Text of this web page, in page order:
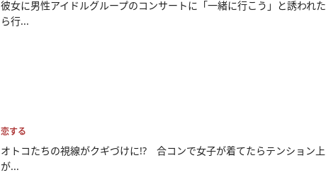
彼女に男性アイドルグループのコンサートに「一緒に行こう」と誘われた
ら行...
恋する
オトコたちの視線がクギづけに!? 合コンで女子が着てたらテンション上
が...